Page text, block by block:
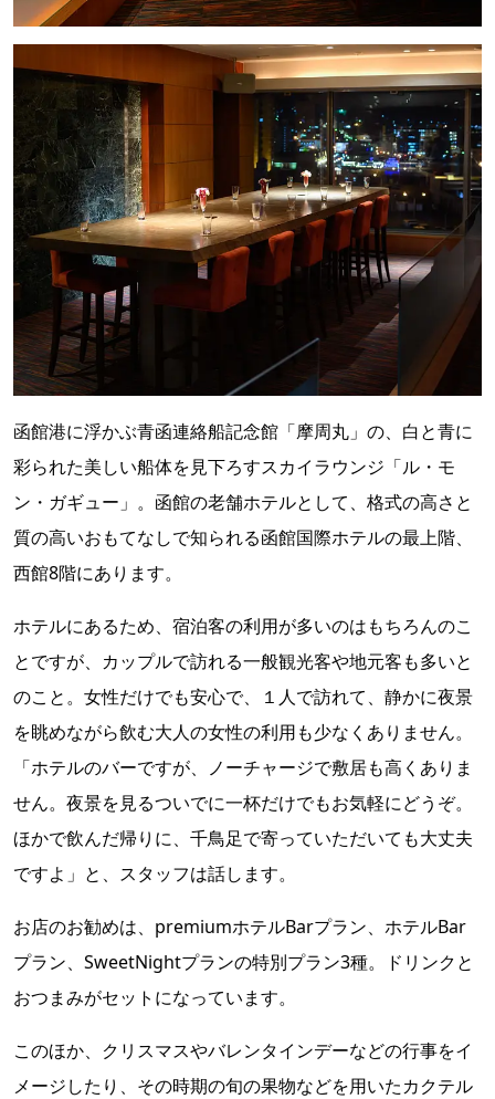
函館港に浮かぶ青函連絡船記念館「摩周丸」の、白と青に
彩られた美しい船体を見下ろすスカイラウンジ「ル・モ
ン・ガギュー」。函館の老舗ホテルとして、格式の高さと
質の高いおもてなしで知られる函館国際ホテルの最上階、
西館8階にあります。
ホテルにあるため、宿泊客の利用が多いのはもちろんのこ
とですが、カップルで訪れる一般観光客や地元客も多いと
のこと。女性だけでも安心で、１人で訪れて、静かに夜景
を眺めながら飲む大人の女性の利用も少なくありません。
「ホテルのバーですが、ノーチャージで敷居も高くありま
せん。夜景を見るついでに一杯だけでもお気軽にどうぞ。
ほかで飲んだ帰りに、千鳥足で寄っていただいても大丈夫
ですよ」と、スタッフは話します。
お店のお勧めは、premiumホテルBarプラン、ホテルBar
プラン、SweetNightプランの特別プラン3種。ドリンクと
おつまみがセットになっています。
このほか、クリスマスやバレンタインデーなどの行事をイ
メージしたり、その時期の旬の果物などを用いたカクテル